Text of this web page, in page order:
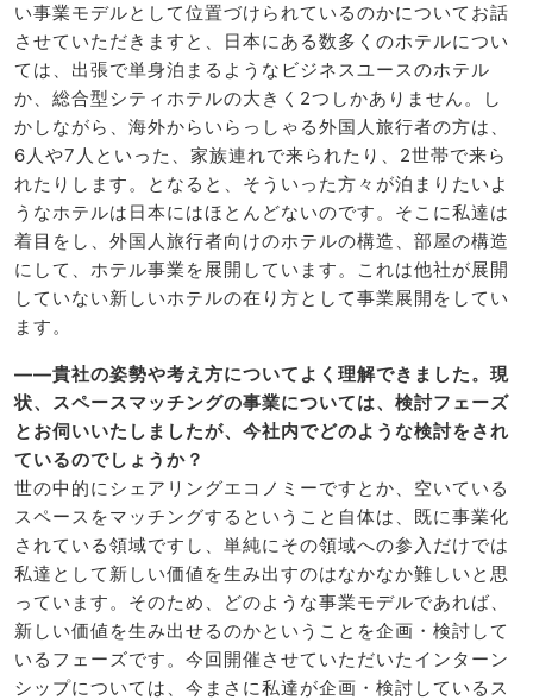
い事業モデルとして位置づけられているのかについてお話
させていただきますと、日本にある数多くのホテルについ
ては、出張で単身泊まるようなビジネスユースのホテル
か、総合型シティホテルの大きく2つしかありません。し
かしながら、海外からいらっしゃる外国人旅行者の方は、
6人や7人といった、家族連れで来られたり、2世帯で来ら
れたりします。となると、そういった方々が泊まりたいよ
うなホテルは日本にはほとんどないのです。そこに私達は
着目をし、外国人旅行者向けのホテルの構造、部屋の構造
にして、ホテル事業を展開しています。これは他社が展開
していない新しいホテルの在り方として事業展開をしてい
ます。
――貴社の姿勢や考え方についてよく理解できました。現
状、スペースマッチングの事業については、検討フェーズ
とお伺いいたしましたが、今社内でどのような検討をされ
ているのでしょうか？
世の中的にシェアリングエコノミーですとか、空いている
スペースをマッチングするということ自体は、既に事業化
されている領域ですし、単純にその領域への参入だけでは
私達として新しい価値を生み出すのはなかなか難しいと思
っています。そのため、どのような事業モデルであれば、
新しい価値を生み出せるのかということを企画・検討して
いるフェーズです。今回開催させていただいたインターン
シップについては、今まさに私達が企画・検討しているス